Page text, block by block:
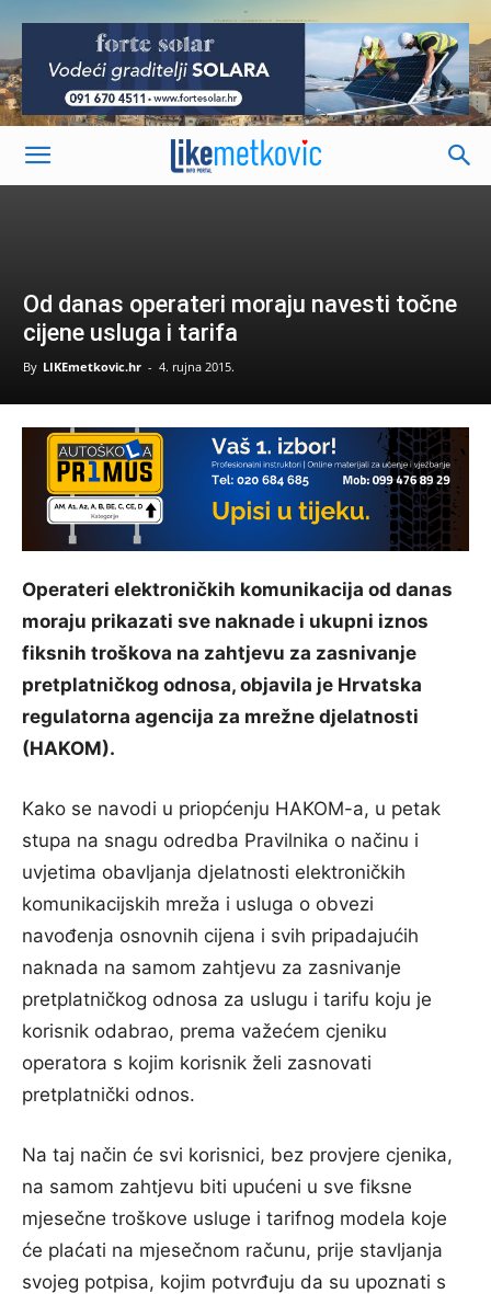
-
Od danas operateri moraju navesti točne
cijene usluga i tarifa
By LIKEmetkovic.hr - 4. rujna 2015.
Operateri elektroničkih komunikacija od danas
moraju prikazati sve naknade i ukupni iznos
fiksnih troškova na zahtjevu za zasnivanje
pretplatničkog odnosa, objavila je Hrvatska
regulatorna agencija za mrežne djelatnosti
(HAKOM).
Kako se navodi u priopćenju HAKOM-a, u petak
stupa na snagu odredba Pravilnika o načinu i
uvjetima obavljanja djelatnosti elektroničkih
komunikacijskih mreža i usluga o obvezi
navođenja osnovnih cijena i svih pripadajućih
naknada na samom zahtjevu za zasnivanje
pretplatničkog odnosa za uslugu i tarifu koju je
korisnik odabrao, prema važećem cjeniku
operatora s kojim korisnik želi zasnovati
pretplatnički odnos.
Na taj način će svi korisnici, bez provjere cjenika,
na samom zahtjevu biti upućeni u sve fiksne
mjesečne troškove usluge i tarifnog modela koje
će plaćati na mjesečnom računu, prije stavljanja
svojeg potpisa, kojim potvrđuju da su upoznati s